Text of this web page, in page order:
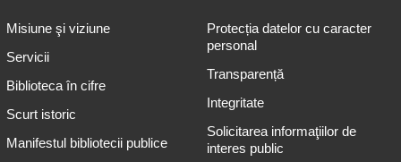
Misiune şi viziune
Servicii
Biblioteca în cifre
Scurt istoric
Manifestul bibliotecii publice
Protecția datelor cu caracter
personal
Transparență
Integritate
Solicitarea informaţiilor de
interes public